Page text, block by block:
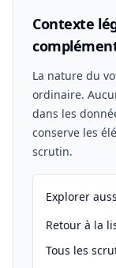
Contexte
La nature du
ordinaire.
dans les
conserve les
scrutin.
Explorer
Retour à la
Tous les